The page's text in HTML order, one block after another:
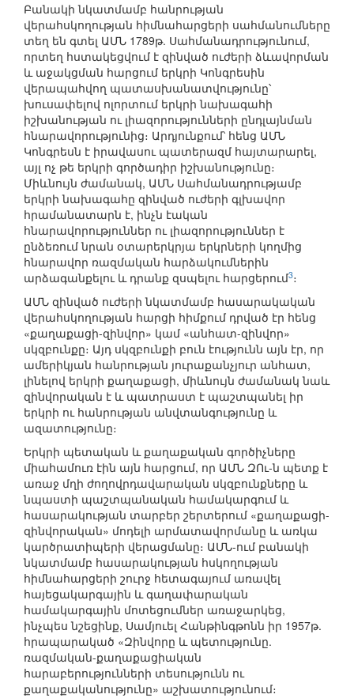
Բանակի նկատմամբ հանրության
վերահսկողության հիմնահարցերի սահմանումները
տեղ են գտել ԱՄՆ 1789թ. Սահմանադրությունում,
որտեղ հստակեցվում է զինված ուժերի ձևավորման
և աջակցման հարցում երկրի Կոնգրեսին
վերապահվող պատասխանատվությունը՝
խուսափելով ոլորտում երկրի նախագահի
իշխանության ու լիազորությունների ընդլայնման
հնարավորությունից։ Արդյունքում՝ հենց ԱՄՆ
Կոնգրեսն է իրավասու պատերազմ հայտարարել,
այլ ոչ թե երկրի գործադիր իշխանությունը։
Միևնույն ժամանակ, ԱՄՆ Սահմանադրությամբ
երկրի նախագահը զինված ուժերի գլխավոր
հրամանատարն է, ինչն էական
հնարավորություններ ու լիազորություններ է
ընձեռում նրան օտարերկրյա երկրների կողմից
հնարավոր ռազմական հարձակումներին
արձագանքելու և դրանք զսպելու հարցերում3։
ԱՄՆ զինված ուժերի նկատմամբ հասարակական
վերահսկողության հարցի հիմքում դրված էր հենց
«քաղաքացի-զինվոր» կամ «անհատ-զինվոր»
սկզբունքը։ Այդ սկզբունքի բուն էությունն այն էր, որ
ամերիկյան հանրության յուրաքանչյուր անհատ,
լինելով երկրի քաղաքացի, միևնույն ժամանակ նաև
զինվորական է և պատրաստ է պաշտպանել իր
երկրի ու հանրության անվտանգությունը և
ազատությունը։
Երկրի պետական և քաղաքական գործիչները
միահամուռ էին այն հարցում, որ ԱՄՆ ԶՈւ-ն պետք է
առաջ մղի ժողովրդավարական սկզբունքները և
նպաստի պաշտպանական համակարգում և
հասարակության տարբեր շերտերում «քաղաքացի-
զինվորական» մոդելի արմատավորմանը և առկա
կարծրատիպերի վերացմանը։ ԱՄՆ-ում բանակի
նկատմամբ հասարակության հսկողության
հիմնահարցերի շուրջ հետագայում առավել
հայեցակարգային և գաղափարական
համակարգային մոտեցումներ առաջարկեց,
ինչպես նշեցինք, Սամյուել Հանթինգթոնն իր 1957թ.
հրապարակած «Զինվորը և պետությունը.
ռազմական-քաղաքացիական
հարաբերությունների տեսությունն ու
քաղաքականությունը» աշխատությունում։